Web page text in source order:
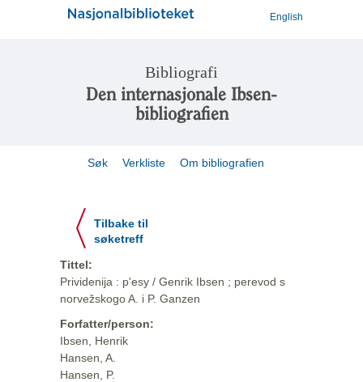
English
Bibliografi
Den internasjonale Ibsen-
bibliografien
Søk Verkliste Om bibliografien
Tilbake til
søketreff
Tittel:
Prividenija : p'esy / Genrik Ibsen ; perevod s
norvežskogo A. i P. Ganzen
Forfatter/person:
Ibsen, Henrik
Hansen, A.
Hansen, P.